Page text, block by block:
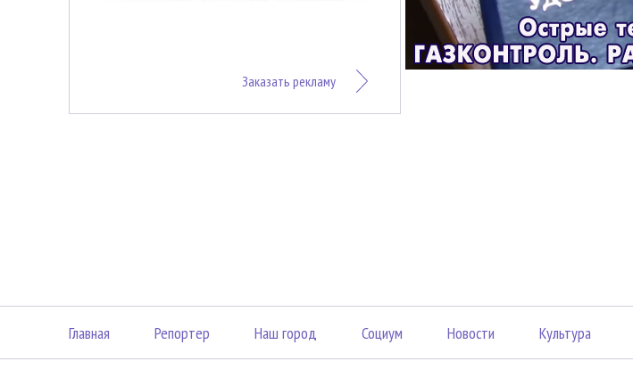
Заказать рекламу
Главная Репортер Наш город Социум Новости Культура